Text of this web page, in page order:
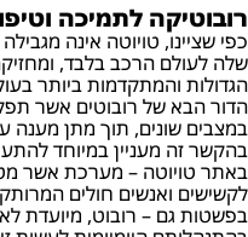
רובוטיקה לתמיכה
כפי שציינו, טויוטה אינה
שלה לעולם הרכב בלבד,
הגדולות והמתקדמות ביותר
הדור הבא של רובוטים אשר
במצבים שונים, תוך מתן מענה
בהקשר זה מעניין במיוחד
באתר טויוטה – מערכת אשר
לקשישים ואנשים חולים
בפשטות גם – רובוט, מיועדת